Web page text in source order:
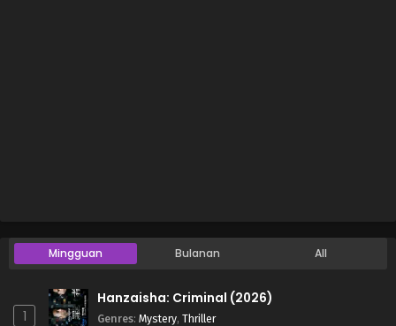
Mingguan Bulanan All
1
Hanzaisha: Criminal (2026)
Genres: Mystery, Thriller